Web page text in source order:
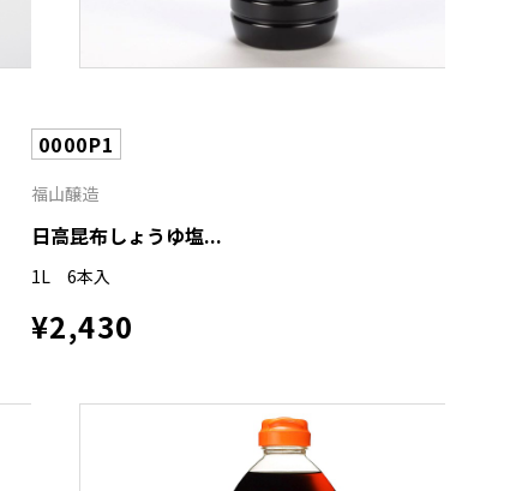
0000P1
福山醸造
日高昆布しょうゆ塩...
1L 6本入
¥2,430